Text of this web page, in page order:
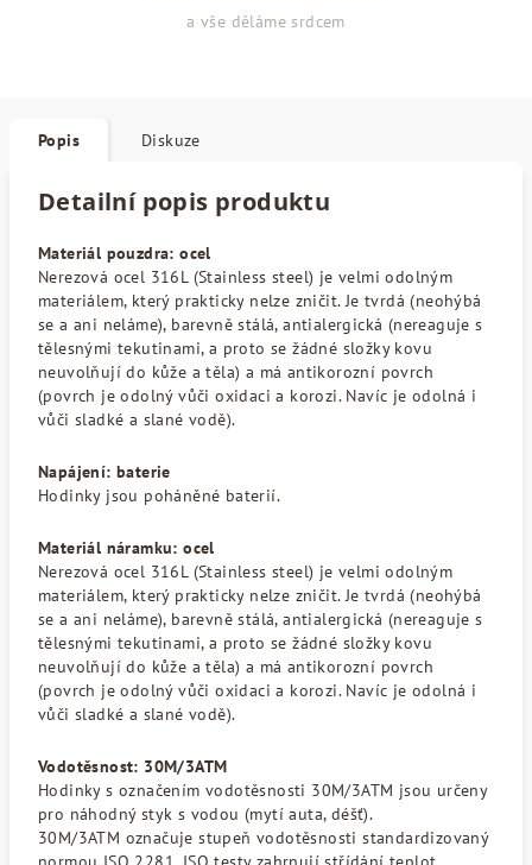
a vše děláme srdcem
Popis Diskuze
Detailní popis produktu
Materiál pouzdra: ocel
Nerezová ocel 316L (Stainless steel) je velmi odolným
materiálem, který prakticky nelze zničit. Je tvrdá (neohýbá
se a ani neláme), barevně stálá, antialergická (nereaguje s
tělesnými tekutinami, a proto se žádné složky kovu
neuvolňují do kůže a těla) a má antikorozní povrch
(povrch je odolný vůči oxidaci a korozi. Navíc je odolná i
vůči sladké a slané vodě).
Napájení: baterie
Hodinky jsou poháněné baterií.
Materiál náramku: ocel
Nerezová ocel 316L (Stainless steel) je velmi odolným
materiálem, který prakticky nelze zničit. Je tvrdá (neohýbá
se a ani neláme), barevně stálá, antialergická (nereaguje s
tělesnými tekutinami, a proto se žádné složky kovu
neuvolňují do kůže a těla) a má antikorozní povrch
(povrch je odolný vůči oxidaci a korozi. Navíc je odolná i
vůči sladké a slané vodě).
Vodotěsnost: 30M/3ATM
Hodinky s označením vodotěsnosti 30M/3ATM jsou určeny
pro náhodný styk s vodou (mytí auta, déšť).
30M/3ATM označuje stupeň vodotěsnosti standardizovaný